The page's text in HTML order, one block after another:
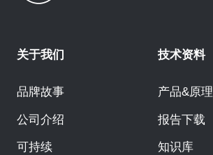
关于我们
品牌故事
公司介绍
可持续
技术资料
产品&原理
报告下载
知识库